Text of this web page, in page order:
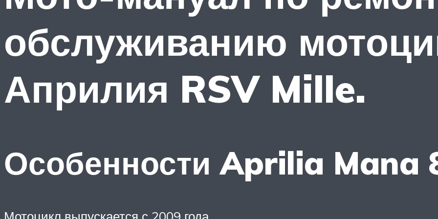
обслуживанию
Априлия RSV Mille.
Особенности Aprilia Mana